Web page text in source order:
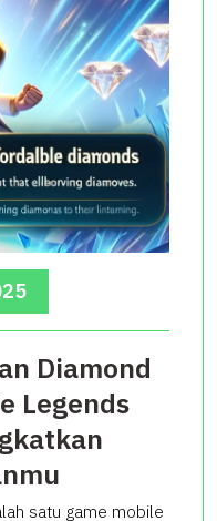
Diamond
Legends
satu game mobile